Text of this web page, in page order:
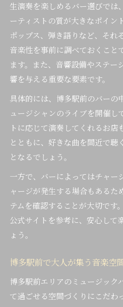
生演奏を楽しめるバー選びでは
ーティストの質が大きなポイン
ポップス、弾き語りなど、それ
音楽性を事前に調べておくこと
ます。また、音響設備やステー
響を与える重要な要素です。
具体的には、博多駅前のバーの
ュージシャンのライブを開催し
トに応じて演奏してくれるお店
とともに、好きな曲を間近で聴
となるでしょう。
一方で、バーによってはチャー
ャージが発生する場合もあるた
テムを確認することが大切です
公式サイトを参考に、安心して
ょう。
博多駅前で大人が集う音楽空
博多駅前エリアのミュージック
て過ごせる空間づくりにこだわ